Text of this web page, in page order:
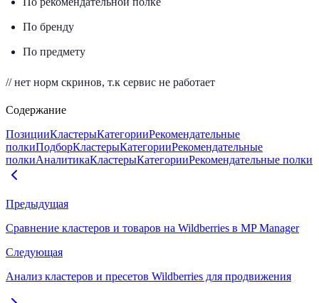
По бренду
По предмету
// нет норм скринов, т.к сервис не работает
Содержание
ПозицииКластерыКатегорииРекомендательные
полкиПодборКластерыКатегорииРекомендательные
полкиАналитикаКластерыКатегорииРекомендательные полки
Предыдущая
Сравнение кластеров и товаров на Wildberries в MP Manager
Следующая
Анализ кластеров и пресетов Wildberries для продвижения